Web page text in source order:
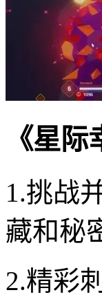
《星
1.挑战
藏和秘
2.精彩